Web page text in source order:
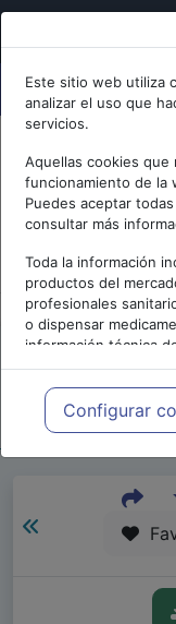
Este sitio web utiliza
analizar el uso que
servicios.
Aquellas cookies que
funcionamiento de la
Puedes aceptar
consultar más
Toda la información
productos del
profesionales
o dispensar
información técnica
meramente
profesionales
cada caso concreto,
necesidades del
Configurar
Repositorio de
psiquiatria.com